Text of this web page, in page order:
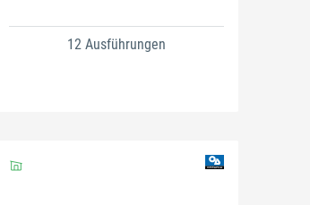
12 Ausführungen